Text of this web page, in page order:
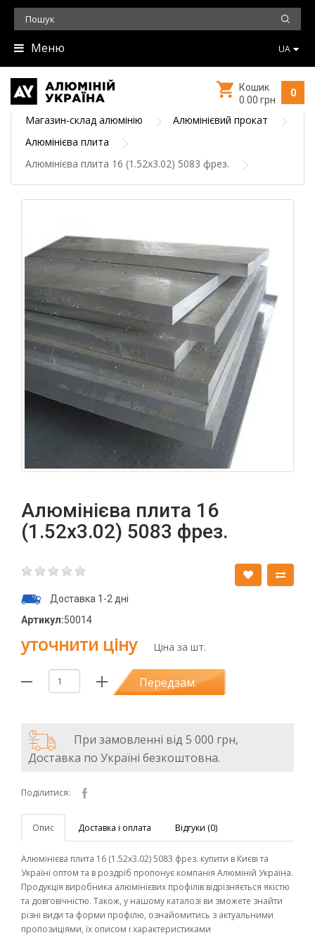
Меню UA
0
Кошик
0.00 грн
Магазин-склад алюмінію
Алюмінієвий прокат
Алюмінієва плита
Алюмінієва плита 16 (1.52х3.02) 5083 фрез.
Алюмінієва плита 16
(1.52х3.02) 5083 фрез.
Доставка 1-2 дні
Артикул:50014
уточнити ціну Ціна за шт.
Передзам.
При замовленні від 5 000 грн,
Доставка по Україні безкоштовна.
Поділитися:
Опис Доставка і оплата Відгуки (0)
Алюмінієва плита 16 (1.52х3.02) 5083 фрез. купити в Києві та
Україні оптом та в роздріб пропонує компанія Алюміній Україна.
Продукція виробника алюмінієвих профілів відрізняється якістю
та довговічністю. Також, у нашому каталозі ви зможете знайти
різні види та форми профілю, ознайомитись з актуальними
пропозиціями, їх описом і характеристиками